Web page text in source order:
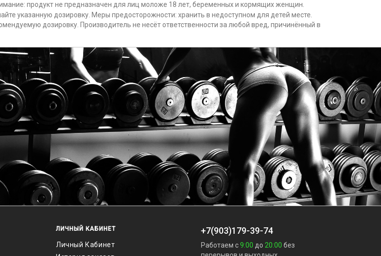
продукт не предназначен для лиц моложе 18 лет, беременных и кормящих женщин.
указанную дозировку. Меры предосторожности: хранить в недоступном для детей месте.
дозировку. Производитель не несёт ответственности за любой вред, причинённый в
ЛИЧНЫЙ КАБИНЕТ
Личный Кабинет
+7(903)179-39-74
Работаем с9:00 до 20:00 без